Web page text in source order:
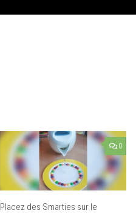
0
Placez des Smarties sur le